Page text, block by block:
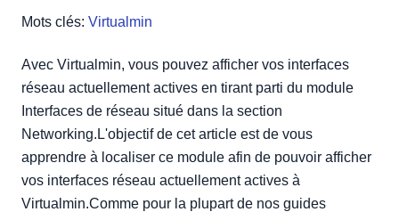
Mots clés: Virtualmin
Avec Virtualmin, vous pouvez afficher vos interfaces
réseau actuellement actives en tirant parti du module
Interfaces de réseau situé dans la section
Networking.L'objectif de cet article est de vous
apprendre à localiser ce module afin de pouvoir afficher
vos interfaces réseau actuellement actives à
Virtualmin.Comme pour la plupart de nos guides